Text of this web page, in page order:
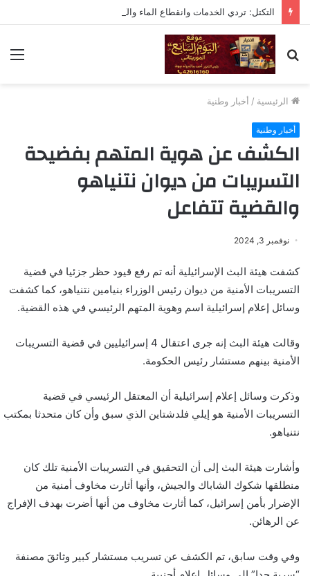
بحث
عن
الرئيسية / أخبار وطنية
أخبار وطنية
الكشف عن هوية المتهم بفضيحة
التسريبات من ديوان نتنياهو
والقضية تتفاعل
نوفمبر 3, 2024
كشفت هيئة البث الإسرائيلية أنه تم رفع قيود حظر جزئيا في قضية
التسريبات الأمنية من ديوان رئيس الوزراء بنيامين نتنياهو، كما كشفت
وسائل إعلام إسرائيلية اسم وهوية المتهم الرئيسي في هذه القضية.
وقالت هيئة البث إنه جرى اعتقال 4 إسرائيليين في قضية التسريبات
الأمنية بينهم مستشار رئيس الحكومة.
وذكرت وسائل إعلام إسرائيلية أن المعتقل الرئيسي في قضية
التسريبات الأمنية هو إيلي فلدشتاين الذي سبق وأن كان متحدثا بمكتب
نتنياهو.
وأشارت هيئة البث إلى أن التحقيق في التسريبات الأمنية تلك كان
منطلقها شكوك الشاباك والجيش، وأنها أثارت مخاوف أمنية من
الإضرار بأمن إسرائيل، كما أثارت مخاوف من أنها أضرت بهدف الإفراج
عن الرهائن.
وفي وقت سابق، تم الكشف عن تسريب مستشار كبير وثائقَ مصنفة